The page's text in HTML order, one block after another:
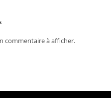
commentaire à afficher.